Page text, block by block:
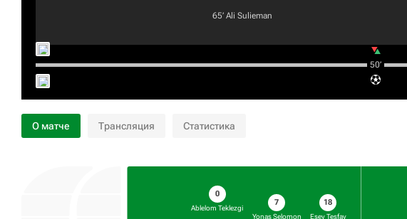
65‎’‎ Ali Sulieman
50‎’‎
О матче Трансляция Статистика
0
Ablelom Teklezgi
7
Yonas Selomon
18
Esey Tesfay